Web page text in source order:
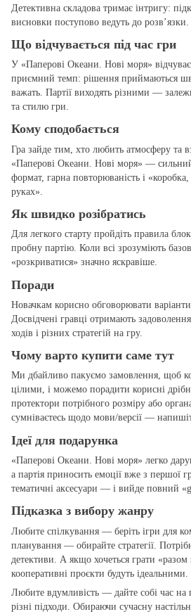
Детективна складова тримає інтригу:
висновки поступово ведуть до розв’язки.
Що відчувається під час гри
У «Паперові Океани. Нові моря»
приємний темп: рішення приймаються
важать. Партії виходять різними —
та стилю гри.
Кому сподобається
Гра зайде тим, хто любить атмосферу та
«Паперові Океани. Нові моря» —
формат, гарна повторюваність і
руках».
Як швидко розібратись
Для легкого старту пройдіть правила
пробну партію. Коли всі зрозуміють
«розкриватися» значно яскравіше.
Поради
Новачкам корисно обговорювати
Досвідчені гравці отримають
ходів і різних стратегій на гру.
Чому варто купити саме тут
Ми дбайливо пакуємо замовлення, щоб
цілими, і можемо порадити корисні
протектори потрібного розміру або
сумніваєтесь щодо мови/версії —
Ідеї для подарунка
«Паперові Океани. Нові моря» легко
а партія приносить емоції вже з першої
тематичні аксесуари — і вийде повний
Підказка з вибору жанру
Любите спілкування — беріть ігри для
планування — обирайте стратегії.
детективи. А якщо хочеться грати
кооперативні проєкти будуть ідеальними.
Любите вдумливість — дайте собі час на
різні підходи. Обираючи сучасну